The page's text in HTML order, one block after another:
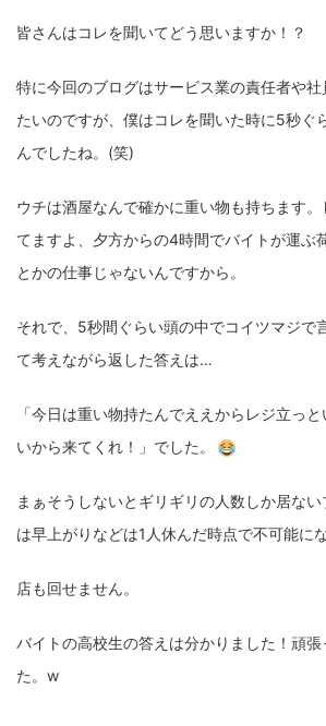
皆さんはコレを聞いてどう思いますか！？
特に今回のブログはサービス業の責任者や
たいのですが、僕はコレを聞いた時に5秒ぐ
んでしたね。(笑)
ウチは酒屋なんで確かに重い物も持ちます
てますよ、夕方からの4時間でバイトが運ぶ
とかの仕事じゃないんですから。
それで、5秒間ぐらい頭の中でコイツマジで
て考えながら返した答えは…
「今日は重い物持たんでええからレジ立っ
いから来てくれ！」でした。
まぁそうしないとギリギリの人数しか居な
は早上がりなどは1人休んだ時点で不可能に
店も回せません。
バイトの高校生の答えは分かりました！頑
た。w